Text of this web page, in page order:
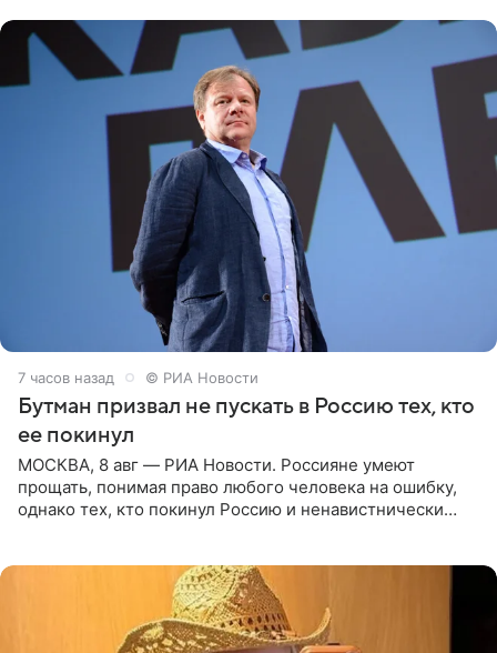
7 часов назад © РИА Новости
Бутман призвал не пускать в Россию тех, кто
ее покинул
МОСКВА, 8 авг — РИА Новости. Россияне умеют
прощать, понимая право любого человека на ошибку,
однако тех, кто покинул Россию и ненавистнически